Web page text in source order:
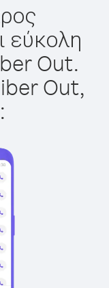
εύκολη
Out.
Out,